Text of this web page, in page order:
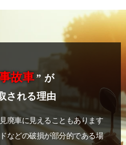
故車” が
される理由
廃車に見えることもあります
などの破損が部分的である場